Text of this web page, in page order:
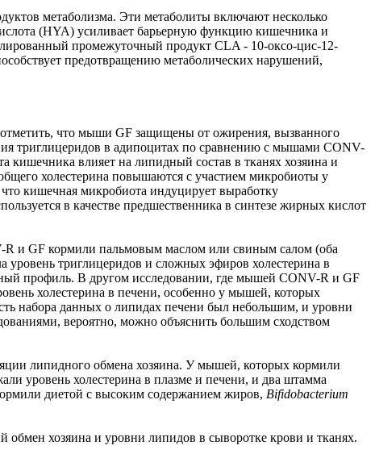
метаболизма. Эти метаболиты включают несколько
(HYA) усиливает барьерную функцию кишечника и
промежуточный продукт CLA - 10-оксо-цис-12-
предотвращению метаболических нарушений,
что мыши GF защищены от ожирения, вызванного
триглицеридов в адипоцитах по сравнению с мышами CONV-
влияет на липидный состав в тканях хозяина и
холестерина повышаются с участием микробиоты у
кишечная микробиота индуцирует выработку
в качестве предшественника в синтезе жирных кислот
R и GF кормили пальмовым маслом или свиным салом (оба
триглицеридов и сложных эфиров холестерина в
профиль. В другом исследовании, где мышей CONV-R и GF
холестерина в печени, особенно у мышей, которых
набора данных о липидах печени был небольшим, и уровни
вероятно, можно объяснить большим сходством
липидного обмена хозяина. У мышей, которых кормили
уровень холестерина в плазме и печени, и два штамма
диетой с высоким содержанием жиров, Bifidobacterium
хозяина и уровни липидов в сыворотке крови и тканях.